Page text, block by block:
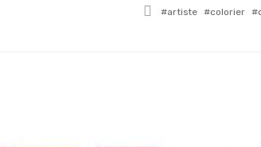
Tagged
artiste colorier